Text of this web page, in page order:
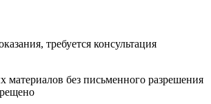
требуется консультация
без письменного разрешения